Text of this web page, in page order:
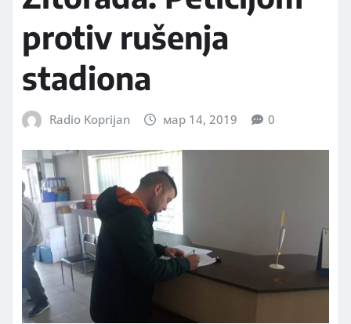
protiv rušenja
stadiona
Radio Koprijan мар 14, 2019 0